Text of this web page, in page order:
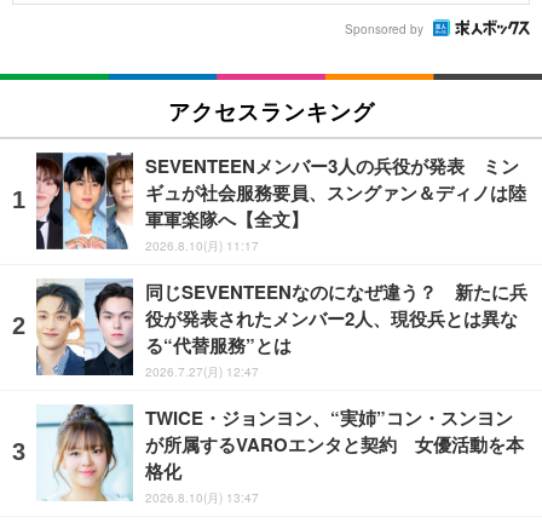
Sponsored by
アクセスランキング
SEVENTEENメンバー3人の兵役が発表 ミン
ギュが社会服務要員、スングァン＆ディノは陸
軍軍楽隊へ【全文】
2026.8.10(月) 11:17
同じSEVENTEENなのになぜ違う？ 新たに兵
役が発表されたメンバー2人、現役兵とは異な
る“代替服務”とは
2026.7.27(月) 12:47
TWICE・ジョンヨン、“実姉”コン・スンヨン
が所属するVAROエンタと契約 女優活動を本
格化
2026.8.10(月) 13:47